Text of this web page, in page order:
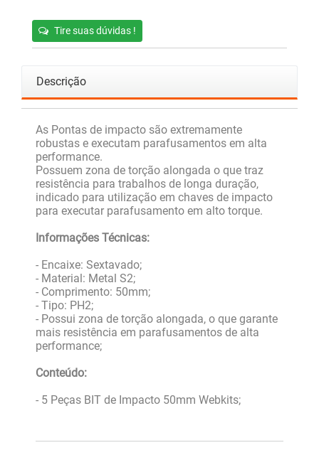
Tire suas dúvidas !
Descrição
As Pontas de impacto são extremamente
robustas e executam parafusamentos em alta
performance.
Possuem zona de torção alongada o que traz
resistência para trabalhos de longa duração,
indicado para utilização em chaves de impacto
para executar parafusamento em alto torque.
Informações Técnicas:
- Encaixe: Sextavado;
- Material: Metal S2;
- Comprimento: 50mm;
- Tipo: PH2;
- Possui zona de torção alongada, o que garante
mais resistência em parafusamentos de alta
performance;
Conteúdo:
- 5 Peças BIT de Impacto 50mm Webkits;